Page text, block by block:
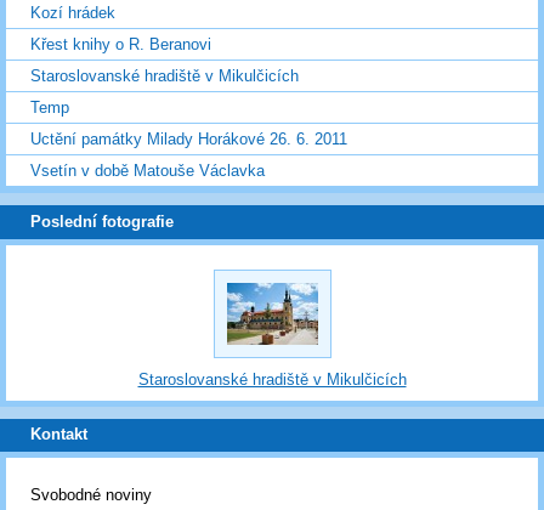
Kozí hrádek
Křest knihy o R. Beranovi
Staroslovanské hradiště v Mikulčicích
Temp
Uctění památky Milady Horákové 26. 6. 2011
Vsetín v době Matouše Václavka
Poslední fotografie
Staroslovanské hradiště v Mikulčicích
Kontakt
Svobodné noviny